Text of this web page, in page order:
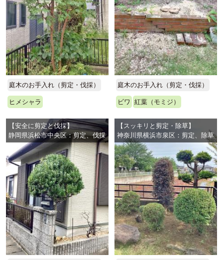
庭木のお手入れ（剪定・伐採）
ヒメシャラ
庭木のお手入れ（剪定・伐採）
ビワ 紅葉（モミジ）
【安全に剪定と伐採】
静岡県浜松市中央区：剪定、伐採
【スッキリと剪定・除草】
神奈川県横浜市泉区：剪定、除草